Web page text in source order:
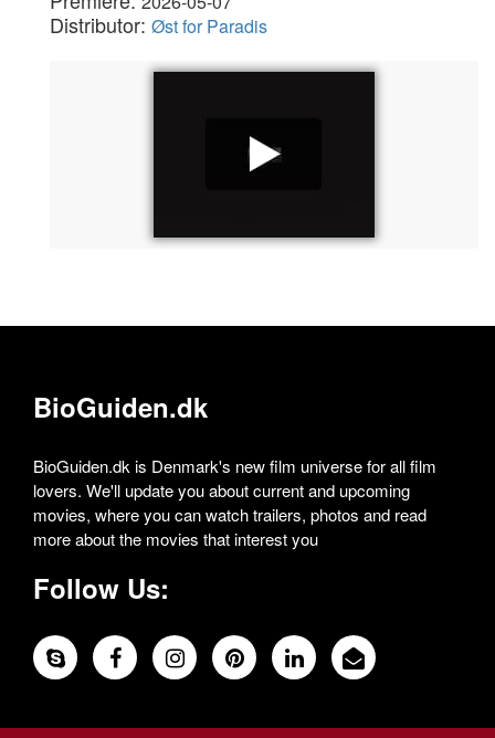
Distributor: Øst for Paradis
BioGuiden.dk
BioGuiden.dk is Denmark's new film universe for all film
lovers. We'll update you about current and upcoming
movies, where you can watch trailers, photos and read
more about the movies that interest you
Follow Us: